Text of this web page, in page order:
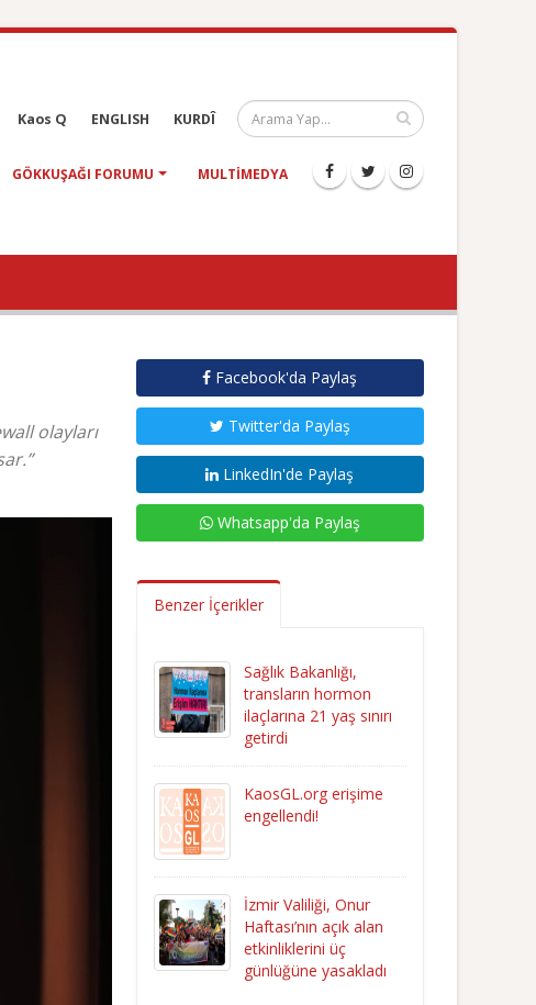
Kaos Q ENGLISH KURDÎ
GÖKKUŞAĞI FORUMU MULTIMEDYA
olayları
Facebook'da Paylaş
Twitter'da Paylaş
LinkedIn'de Paylaş
Whatsapp'da Paylaş
Benzer İçerikler
Sağlık Bakanlığı,
transların hormon
ilaçlarına 21 yaş sınırı
getirdi
KaosGL.org erişime
engellendi!
İzmir Valiliği, Onur
Haftası’nın açık alan
etkinliklerini üç
günlüğüne yasakladı